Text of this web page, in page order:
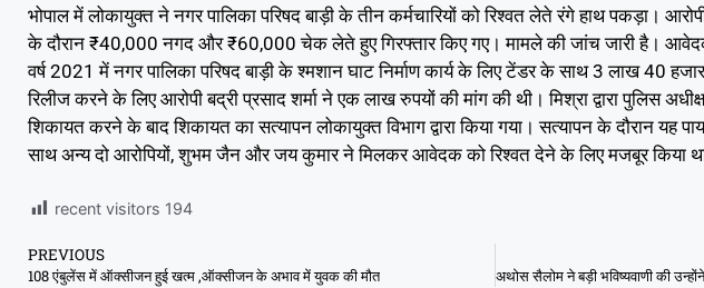
भोपाल में लोकायुक्त ने नगर पालिका परिषद बाड़ी के तीन कर्मचारियों को रिश्वत लेते रंगे हाथ पकड़ा।
के दौरान ₹40,000 नगद और ₹60,000 चेक लेते हुए गिरफ्तार किए गए। मामले की जांच जारी है।
वर्ष 2021 में नगर पालिका परिषद बाड़ी के श्मशान घाट निर्माण कार्य के लिए टेंडर के साथ 3 लाख 40
रिलीज करने के लिए आरोपी बद्री प्रसाद शर्मा ने एक लाख रुपयों की मांग की थी। मिश्रा द्वारा पुलिस
शिकायत करने के बाद शिकायत का सत्यापन लोकायुक्त विभाग द्वारा किया गया। सत्यापन के दौरान यह
साथ अन्य दो आरोपियों, शुभम जैन और जय कुमार ने मिलकर आवेदक को रिश्वत देने के लिए मजबूर किया
recent visitors 194
PREVIOUS
108 एंबुलेंस में ऑक्सीजन हुई खत्म ,ऑक्सीजन के अभाव में युवक की मौत